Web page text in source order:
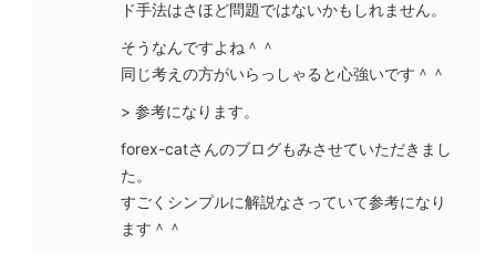
ド手法はさほど問題ではないかもしれません。
そうなんですよね＾＾
同じ考えの方がいらっしゃると心強いです＾＾
> 参考になります。
forex-catさんのブログもみさせていただきまし
た。
すごくシンプルに解説なさっていて参考になり
ます＾＾